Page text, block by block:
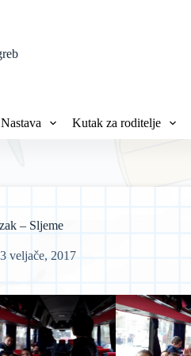
Nastava Kutak za roditelje
– Sljeme
veljače, 2017